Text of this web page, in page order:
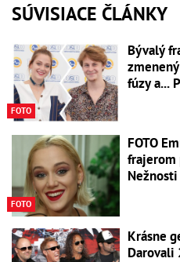
SÚVISIACE ČLÁNKY
FOTO
Bývalý
fúzy a...
FOTO
FOTO
frajerom
Krásne
Darovali